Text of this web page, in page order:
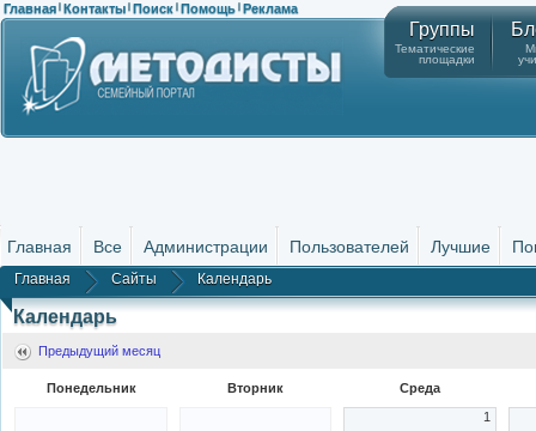
Главная | Контакты | Поиск | Помощь | Реклама
Группы
Тематические
площадки
Главная Все Администрации Пользователей Лучшие
Главная Сайты Календарь
Календарь
Предыдущий месяц
Понедельник Вторник
Среда
1